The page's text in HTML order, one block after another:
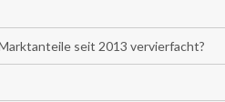
seit 2013 vervierfacht?